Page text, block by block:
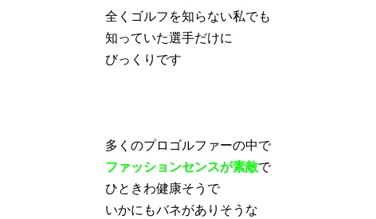
全くゴルフを知らない私でも
知っていた選手だけに
びっくりです
多くのプロゴルファーの中で
ファッションセンスが素敵で
ひときわ健康そうで
いかにもバネがありそうな